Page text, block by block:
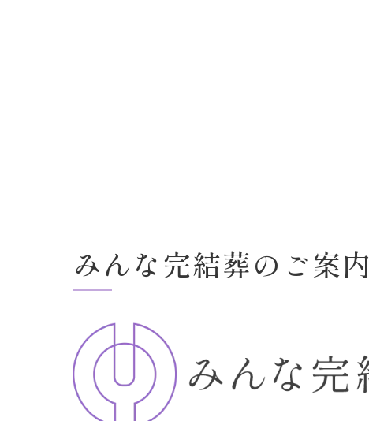
みんな完結葬のご案内